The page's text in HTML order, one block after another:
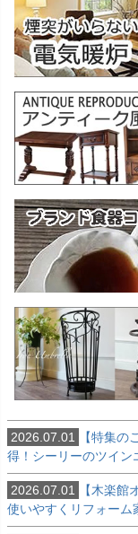
2026.07.01
【特集
得！シーリーのツイン
2026.07.01
【木楽
使いやすくリフォーム